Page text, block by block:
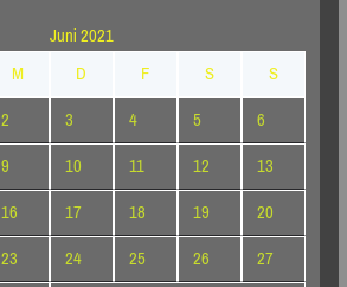
Juni 2021
M D F S
S
2 3 4 5
6
9 10 11 12
13
16 17 18 19
20
23 24 25 26
27